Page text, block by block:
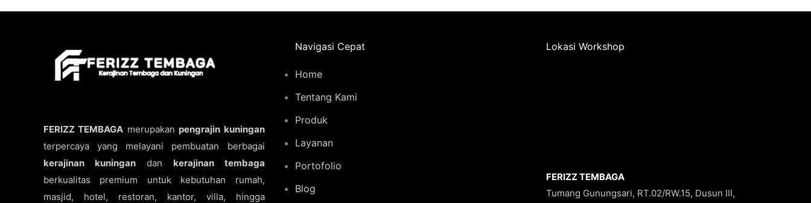
FERIZZ TEMBAGA merupakan pengrajin kuningan
terpercaya yang melayani pembuatan berbagai
kerajinan kuningandan kerajinan tembaga
berkualitas premium untuk kebutuhan rumah,
masjid, hotel, restoran, kantor, villa, hingga
Navigasi Cepat
Home
Tentang Kami
Produk
Layanan
Portofolio
Blog
Lokasi Workshop
FERIZZ TEMBAGA
Tumang Gunungsari, RT.02/RW.15, Dusun III,